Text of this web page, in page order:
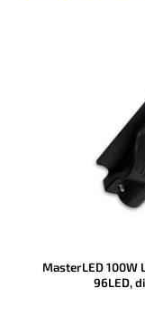
MasterLED 100W
96LED,